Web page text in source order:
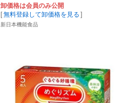
卸価格は会員のみ公開
[無料登録して卸価格を見る ]
新日本機能食品